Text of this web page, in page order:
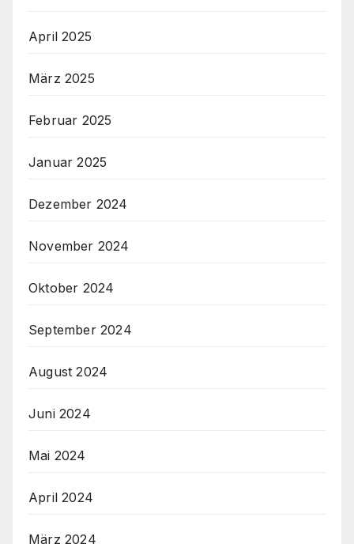
April 2025
März 2025
Februar 2025
Januar 2025
Dezember 2024
November 2024
Oktober 2024
September 2024
August 2024
Juni 2024
Mai 2024
April 2024
März 2024